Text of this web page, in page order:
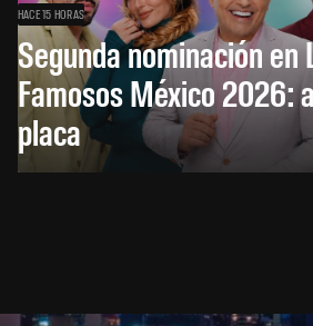
HACE 15 HORAS
Segunda nominación en
Famosos México 2026:
placa